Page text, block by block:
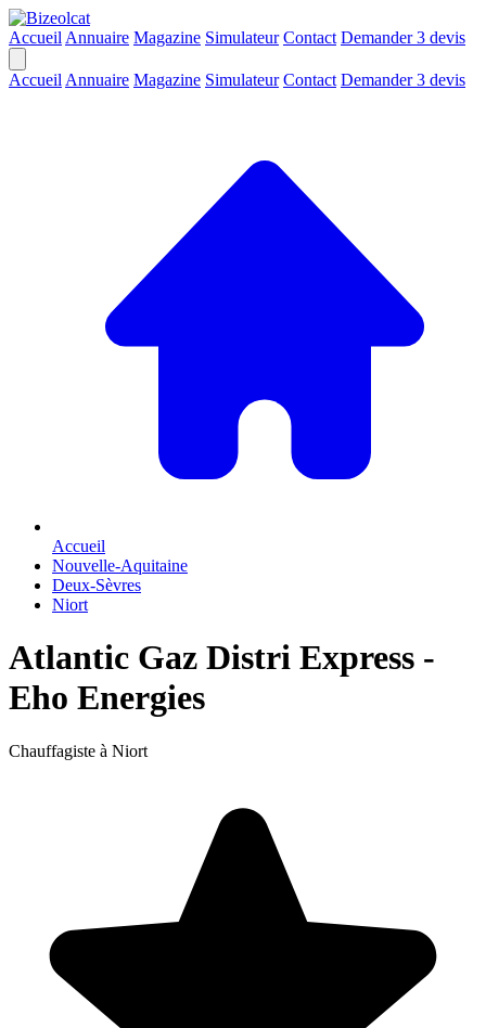
Accueil Annuaire Magazine Simulateur Contact Demander 3 devis
Accueil Annuaire Magazine Simulateur Contact Demander 3 devis
Accueil
Nouvelle-Aquitaine
Deux-Sèvres
Niort
Atlantic Gaz Distri Express -
Eho Energies
Chauffagiste à Niort